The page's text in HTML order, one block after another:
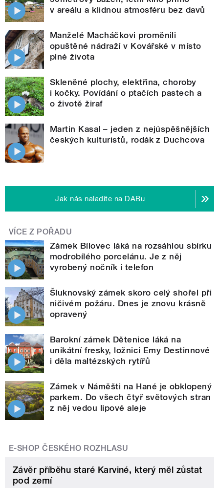
v areálu a klidnou atmosféru bez davů
Manželé Macháčkovi proměnili
opuštěné nádraží v Kovářské v místo
plné života
Skleněné plochy, elektřina, choroby
i kočky. Povídání o ptačích pastech a
o životě žiraf
Martin Kasal – jeden z nejúspěšnějších
českých kulturistů, rodák z Duchcova
Jak nás naladíte na DABu
VÍCE Z POŘADU
Zámek Bílovec láká na rozsáhlou sbírku
modrobílého porcelánu. Je z něj
vyrobený nočník i telefon
Šluknovský zámek skoro celý shořel při
ničivém požáru. Dnes je znovu krásně
opravený
Barokní zámek Dětenice láká na
unikátní fresky, ložnici Emy Destinnové
i děla maltézských rytířů
Zámek v Náměšti na Hané je obklopený
parkem. Do všech čtyř světových stran
z něj vedou lipové aleje
E-SHOP ČESKÉHO ROZHLASU
Závěr příběhu staré Karviné, který měl zůstat
pod zemí